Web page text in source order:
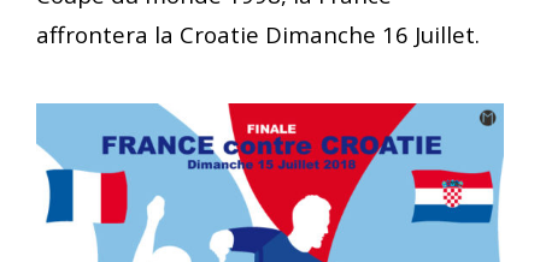
affrontera la Croatie Dimanche 16 Juillet.